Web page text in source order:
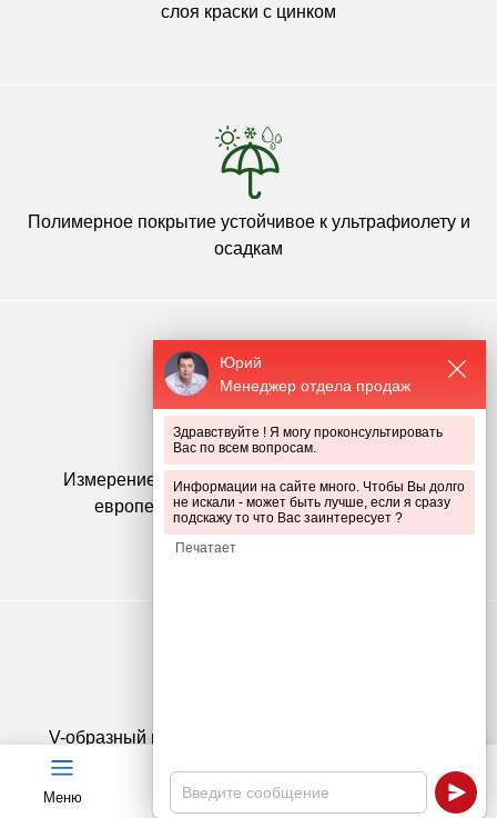
Меню Каталог Калькулятор Чат
слоя краски с цинком
Полимерное покрытие устойчивое к ультрафиолету и
осадкам
Измерение размера ячейки по осям прутков,
европейский стандарт ячейки 50х200
V-образный гиб в 100 мм увеличивает жесткость
Юрий
Менеджер отдела продаж
Здравствуйте ! Я могу проконсультировать
Вас по всем вопросам.
Информации на сайте много. Чтобы Вы долго
не искали - может быть лучше, если я сразу
подскажу то что Вас заинтересует ?